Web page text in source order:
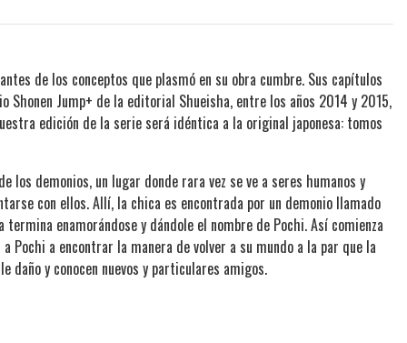
de los conceptos que plasmó en su obra cumbre. Sus capítulos
Jump+ de la editorial Shueisha, entre los años 2014 y 2015,
edición de la serie será idéntica a la original japonesa: tomos
los demonios, un lugar donde rara vez se ve a seres humanos y
con ellos. Allí, la chica es encontrada por un demonio llamado
enamorándose y dándole el nombre de Pochi. Así comienza
Pochi a encontrar la manera de volver a su mundo a la par que la
y conocen nuevos y particulares amigos.